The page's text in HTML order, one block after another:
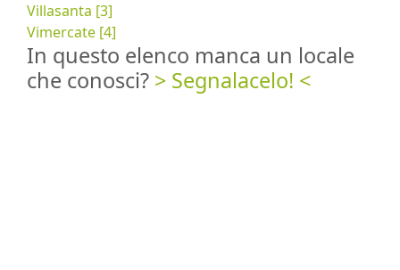
Villasanta [3]
Vimercate [4]
In questo elenco manca un locale
che conosci? > Segnalacelo! <